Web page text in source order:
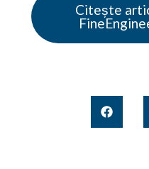
Citește